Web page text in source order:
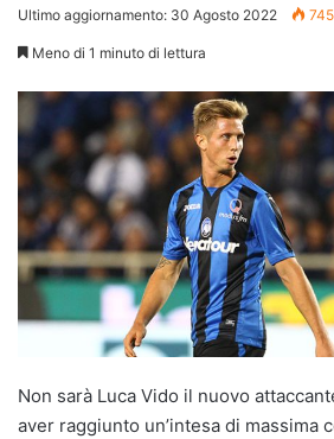
Ultimo aggiornamento: 30 Agosto 2022 745
Meno di 1 minuto di lettura
Non sarà Luca Vido il nuovo
aver raggiunto un’intesa di massima